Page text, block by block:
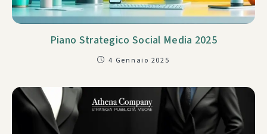
Piano Strategico Social Media 2025
4 Gennaio 2025